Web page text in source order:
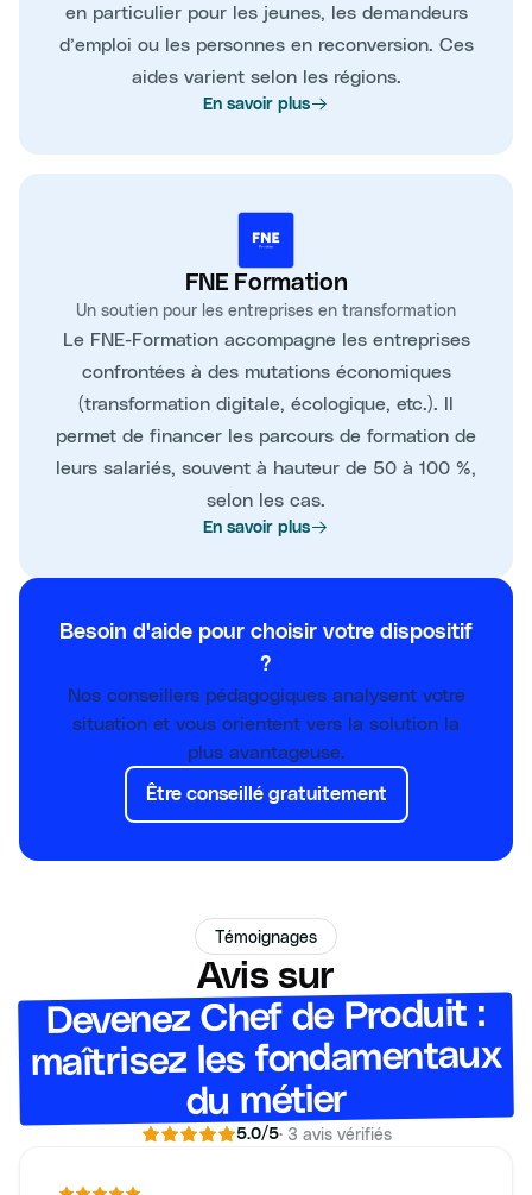
en particulier pour les jeunes, les demandeurs
d’emploi ou les personnes en reconversion. Ces
aides varient selon les régions.
En savoir plus
FNE Formation
Un soutien pour les entreprises en transformation
Le FNE-Formation accompagne les entreprises
confrontées à des mutations économiques
(transformation digitale, écologique, etc.). Il
permet de financer les parcours de formation de
leurs salariés, souvent à hauteur de 50 à 100 %,
selon les cas.
En savoir plus
Besoin d'aide pour choisir votre dispositif
?
Nos conseillers pédagogiques analysent votre
situation et vous orientent vers la solution la
plus avantageuse.
Être conseillé gratuitement
Témoignages
Avis sur
Devenez Chef de Produit :
maîtrisez les fondamentaux
du métier
5.0/5· 3 avis vérifiés